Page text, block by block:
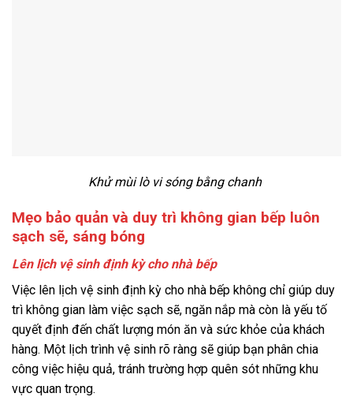
Khử mùi lò vi sóng bằng chanh
Mẹo bảo quản và duy trì không gian bếp luôn
sạch sẽ, sáng bóng
Lên lịch vệ sinh định kỳ cho nhà bếp
Việc lên lịch vệ sinh định kỳ cho nhà bếp không chỉ giúp duy
trì không gian làm việc sạch sẽ, ngăn nắp mà còn là yếu tố
quyết định đến chất lượng món ăn và sức khỏe của khách
hàng. Một lịch trình vệ sinh rõ ràng sẽ giúp bạn phân chia
công việc hiệu quả, tránh trường hợp quên sót những khu
vực quan trọng.